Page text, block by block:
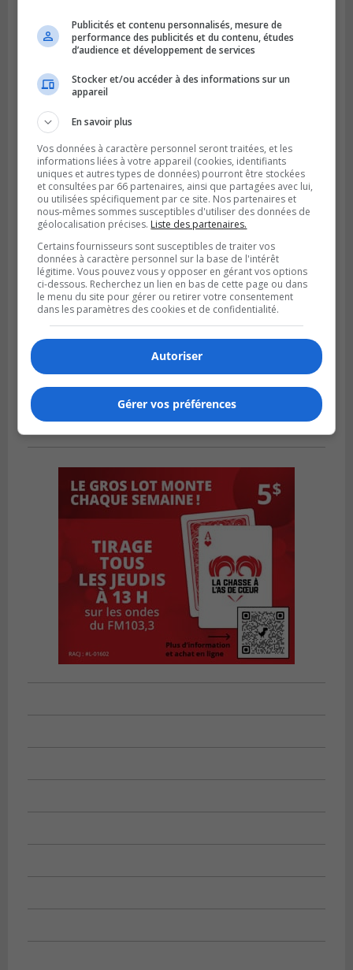
Publié le 6 juillet 2026 à 09h33
Longueuil conclue un contrat pour
valoriser des cendres d’incinération
Publicités et contenu personnalisés, mesure de
performance des publicités et du contenu, études
d’audience et développement de services
Stocker et/ou accéder à des informations sur un
appareil
En savoir plus
Vos données à caractère personnel seront traitées, et les
informations liées à votre appareil (cookies, identifiants
uniques et autres types de données) pourront être stockées
et consultées par 66 partenaires, ainsi que partagées avec lui,
ou utilisées spécifiquement par ce site. Nos partenaires et
nous-mêmes sommes susceptibles d'utiliser des données de
géolocalisation précises. Liste des partenaires.
Certains fournisseurs sont susceptibles de traiter vos
données à caractère personnel sur la base de l'intérêt
légitime. Vous pouvez vous y opposer en gérant vos options
ci-dessous. Recherchez un lien en bas de cette page ou dans
le menu du site pour gérer ou retirer votre consentement
dans les paramètres des cookies et de confidentialité.
Autoriser
Gérer vos préférences